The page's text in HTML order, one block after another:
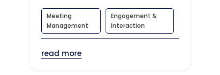
Meeting
Management
Engagement &
Interaction
read more